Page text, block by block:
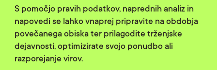
S pomočjo pravih podatkov, naprednih analiz in
napovedi se lahko vnaprej pripravite na obdobja
povečanega obiska ter prilagodite trženjske
dejavnosti, optimizirate svojo ponudbo ali
razporejanje virov.